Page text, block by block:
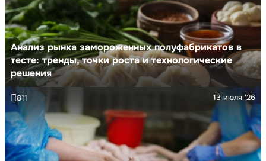
Анализ рынка замороженных полуфабрикатов в
тесте: тренды, точки роста и технологические
решения
13 июля '26
811